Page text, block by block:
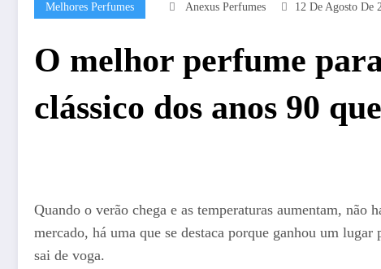
Melhores Perfumes Anexus Perfumes 12 De Agosto De
O melhor perfume
clássico dos anos 90
Quando o verão chega e as temperaturas aumentam, não
mercado, há uma que se destaca porque ganhou um
sai de voga.